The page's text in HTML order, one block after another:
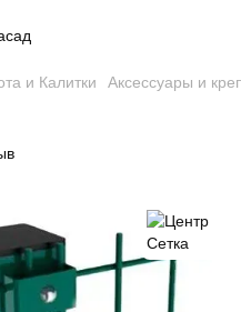
и Калитки Аксессуары и